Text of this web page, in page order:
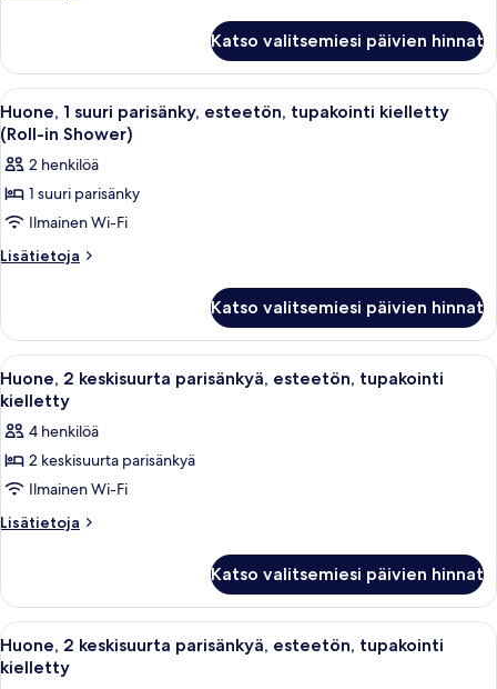
kielletty
kuvat
keskisuurta
parisänkyä,
esteetön,
tupakointi
kielletty
Katso valitsemiesi päivien hinnat
Avaa
kaikki
huonetyypin
Huone,
1
suuri
parisänky,
kielletty
(Roll-
in
Shower)
kuvat
Hotellihuone, jossa on sänky,
3
Huone, 1 suuri parisänky, esteetön, tupakointi kielletty
(Roll-in Shower)
2 henkilöä
1 suuri parisänky
Ilmainen Wi-Fi
Lisätietoja
Lisätietoja
suuri
parisänky,
esteetön,
tupakointi
kielletty
(Roll-
in
Katso valitsemiesi päivien hinnat
Avaa
kaikki
huonetyypin
Huone,
2
keskisuurta
parisänkyä,
kielletty
kuvat
Hotellihuone, jossa on kaksi
4
Huone, 2 keskisuurta parisänkyä, esteetön, tupakointi
kielletty
4 henkilöä
2 keskisuurta parisänkyä
Ilmainen Wi-Fi
Lisätietoja
Lisätietoja
keskisuurta
parisänkyä,
esteetön,
tupakointi
kielletty
Katso valitsemiesi päivien hinnat
Avaa
kaikki
Hotellihuone, jossa on kaksi
4
Huone, 2 keskisuurta parisänkyä, esteetön, tupakointi
kielletty